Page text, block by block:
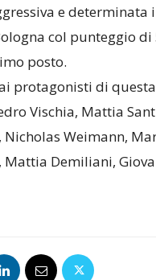
e determinata
col punteggio
posto.
protagonisti di
Vischia, Mattia
Weimann,
Mattia Demiliani,